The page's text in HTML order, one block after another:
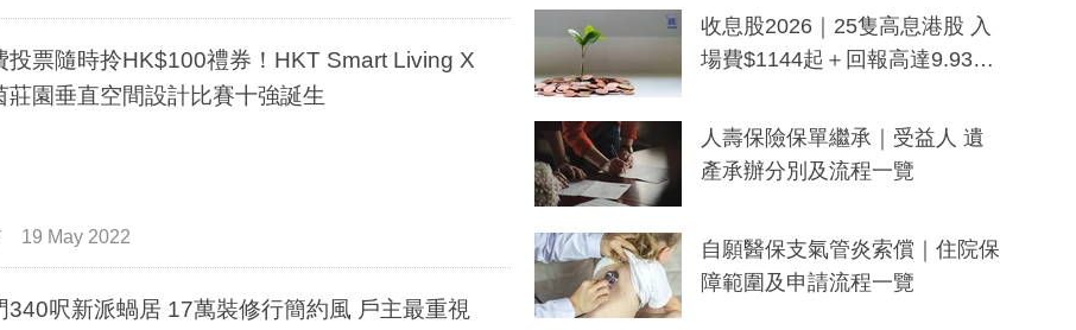
投票隨時拎HK$100禮券！HKT Smart Living X
莊園垂直空間設計比賽十強誕生
19 May 2022
340呎新派蝸居 17萬裝修行簡約風 戶主最重視
一度被誤當詐騙手段
收息股2026｜25隻高息港股 入
場費$1144起＋回報高達9.93
人壽保險保單繼承｜受益人 遺
產承辦分別及流程一覽
自願醫保支氣管炎索償｜住院保
障範圍及申請流程一覽